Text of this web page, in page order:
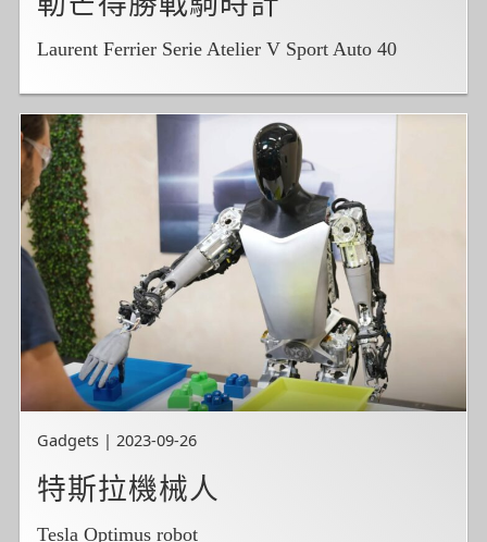
Laurent Ferrier Serie Atelier V Sport Auto 40
Gadgets | 2023-09-26
特斯拉機械人
Tesla Optimus robot